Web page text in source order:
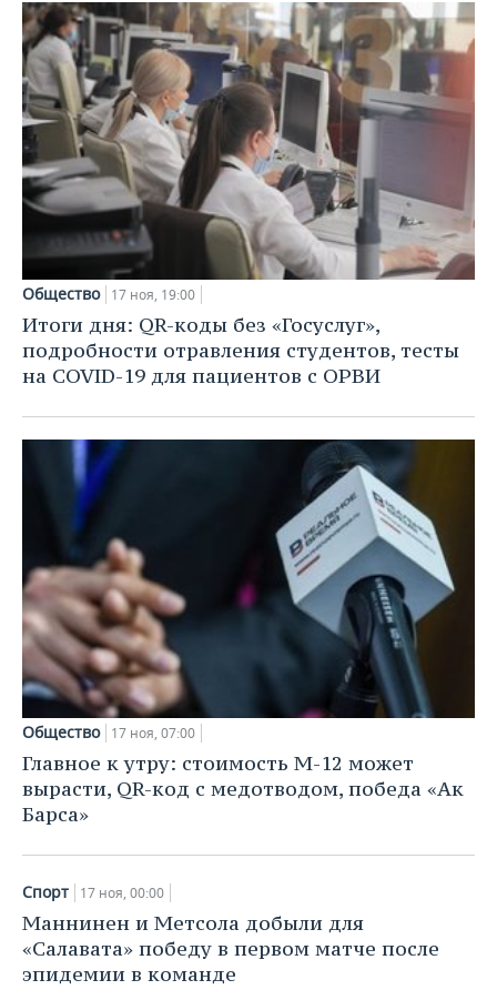
Общество 17 ноя, 19:00
Итоги дня: QR-коды без «Госуслуг»,
подробности отравления студентов, тесты
на COVID-19 для пациентов с ОРВИ
Общество 17 ноя, 07:00
Главное к утру: стоимость М-12 может
вырасти, QR-код с медотводом, победа «Ак
Барса»
Спорт 17 ноя, 00:00
Маннинен и Метсола добыли для
«Салавата» победу в первом матче после
эпидемии в команде